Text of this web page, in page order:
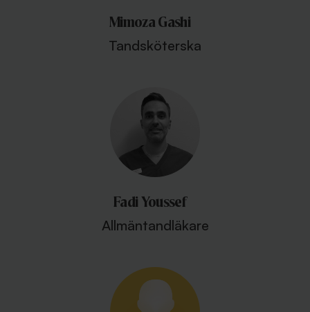
Mimoza Gashi
Tandsköterska
Fadi Youssef
Allmäntandläkare